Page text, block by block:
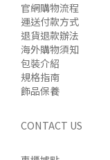
官網購物流程
運送付款方式
退貨退款辦法
海外購物須知
包裝介紹
規格指南
飾品保養
CONTACT US